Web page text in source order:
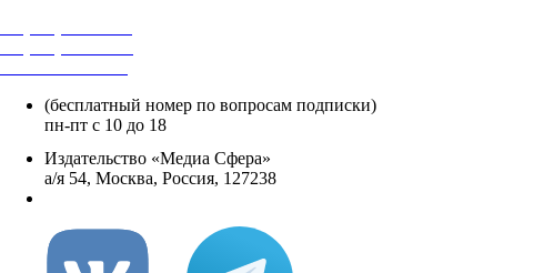
(бесплатный номер по вопросам подписки)
пн-пт с 10 до 18
Издательство «Медиа Сфера»
а/я 54, Москва, Россия, 127238